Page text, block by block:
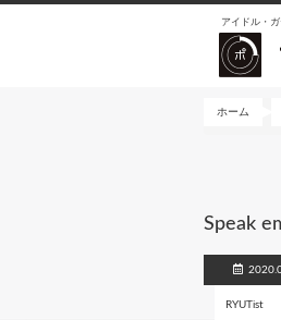
アイドル・
ホーム
Speak
RYUTist